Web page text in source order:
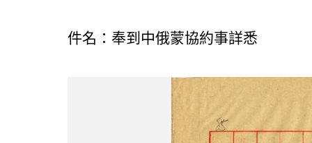
件名：奉到中俄蒙協約事詳悉